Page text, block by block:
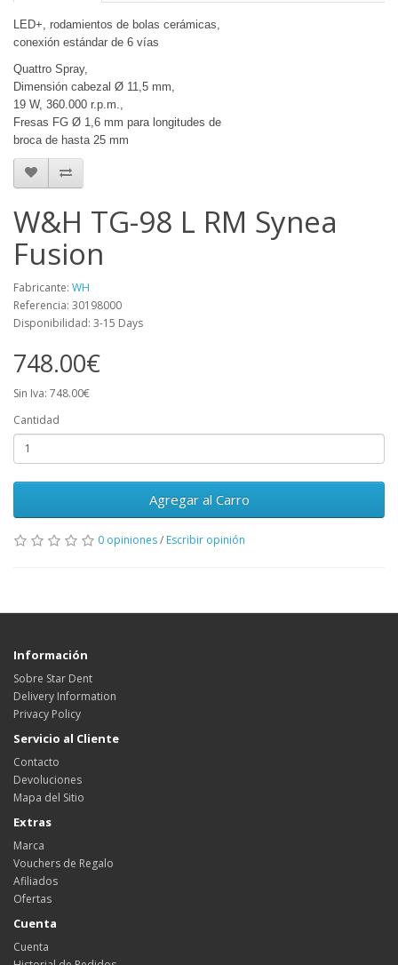
LED+, rodamientos de bolas cerámicas,
conexión estándar de 6 vías
Quattro Spray,
Dimensión cabezal Ø 11,5 mm,
19 W, 360.000 r.p.m.,
Fresas FG Ø 1,6 mm para longitudes de
broca de hasta 25 mm
W&H TG-98 L RM Synea
Fusion
Fabricante: WH
Referencia: 30198000
Disponibilidad: 3-15 Days
748.00€
Sin Iva: 748.00€
Cantidad
Agregar al Carro
0 opiniones/ Escribir opinión
Información
Sobre Star Dent
Delivery Information
Privacy Policy
Servicio al Cliente
Contacto
Devoluciones
Mapa del Sitio
Extras
Marca
Vouchers de Regalo
Afiliados
Ofertas
Cuenta
Cuenta